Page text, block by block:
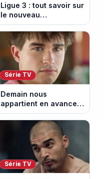
Ligue 3 : tout savoir sur
le nouveau
championnat qui
succède au National
Série TV
Demain nous
appartient en avance:
Samuel perd le
contrôle. Episode du 10
août 2026.
Série TV